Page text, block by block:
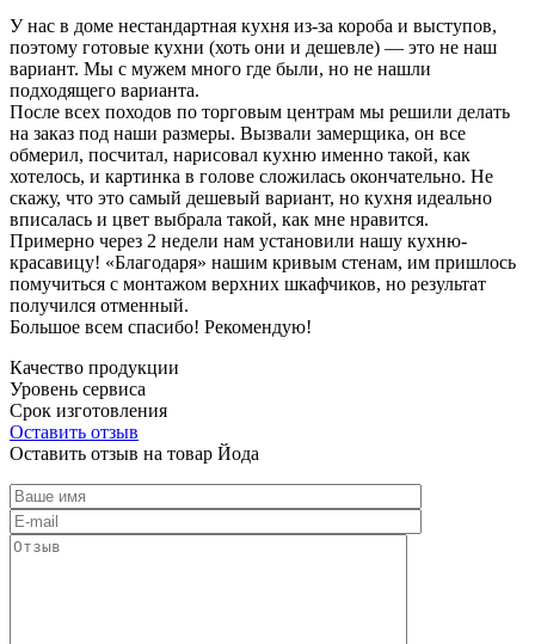
У нас в доме нестандартная кухня из-за короба и выступов,
поэтому готовые кухни (хоть они и дешевле) — это не наш
вариант. Мы с мужем много где были, но не нашли
подходящего варианта.
После всех походов по торговым центрам мы решили делать
на заказ под наши размеры. Вызвали замерщика, он все
обмерил, посчитал, нарисовал кухню именно такой, как
хотелось, и картинка в голове сложилась окончательно. Не
скажу, что это самый дешевый вариант, но кухня идеально
вписалась и цвет выбрала такой, как мне нравится.
Примерно через 2 недели нам установили нашу кухню-
красавицу! «Благодаря» нашим кривым стенам, им пришлось
помучиться с монтажом верхних шкафчиков, но результат
получился отменный.
Большое всем спасибо! Рекомендую!
Качество продукции
Уровень сервиса
Срок изготовления
Оставить отзыв
Оставить отзыв на товар Йода